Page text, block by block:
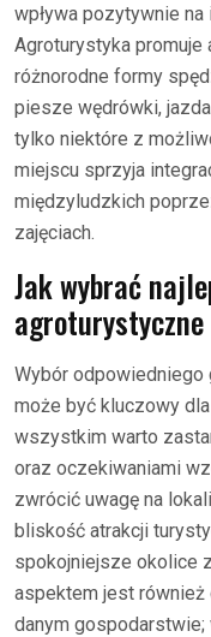
wpływa pozytywnie
Agroturystyka
różnorodne formy
piesze wędrówki,
tylko niektóre z
miejscu sprzyja
międzyludzkich
zajęciach.
Jak wybrać
Wybór
może być kluczowy
wszystkim warto
oraz oczekiwaniami
zwrócić uwagę na
bliskość atrakcji
spokojniejsze okolice
aspektem jest również
danym